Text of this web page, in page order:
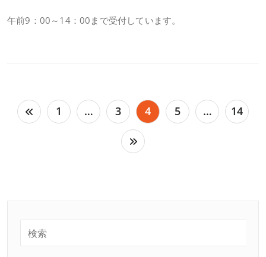
午前9：00～14：00まで受付しています。
投
稿
1 … 3 4 5 … 14